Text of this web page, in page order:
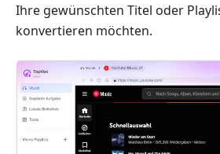
Ihre gewünschten Titel oder
konvertieren möchten.